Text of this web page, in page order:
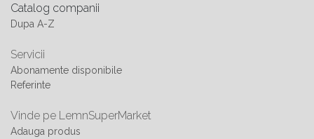
Catalog companii
Dupa A-Z
Servicii
Abonamente disponibile
Referinte
Vinde pe LemnSuperMarket
Adauga produs